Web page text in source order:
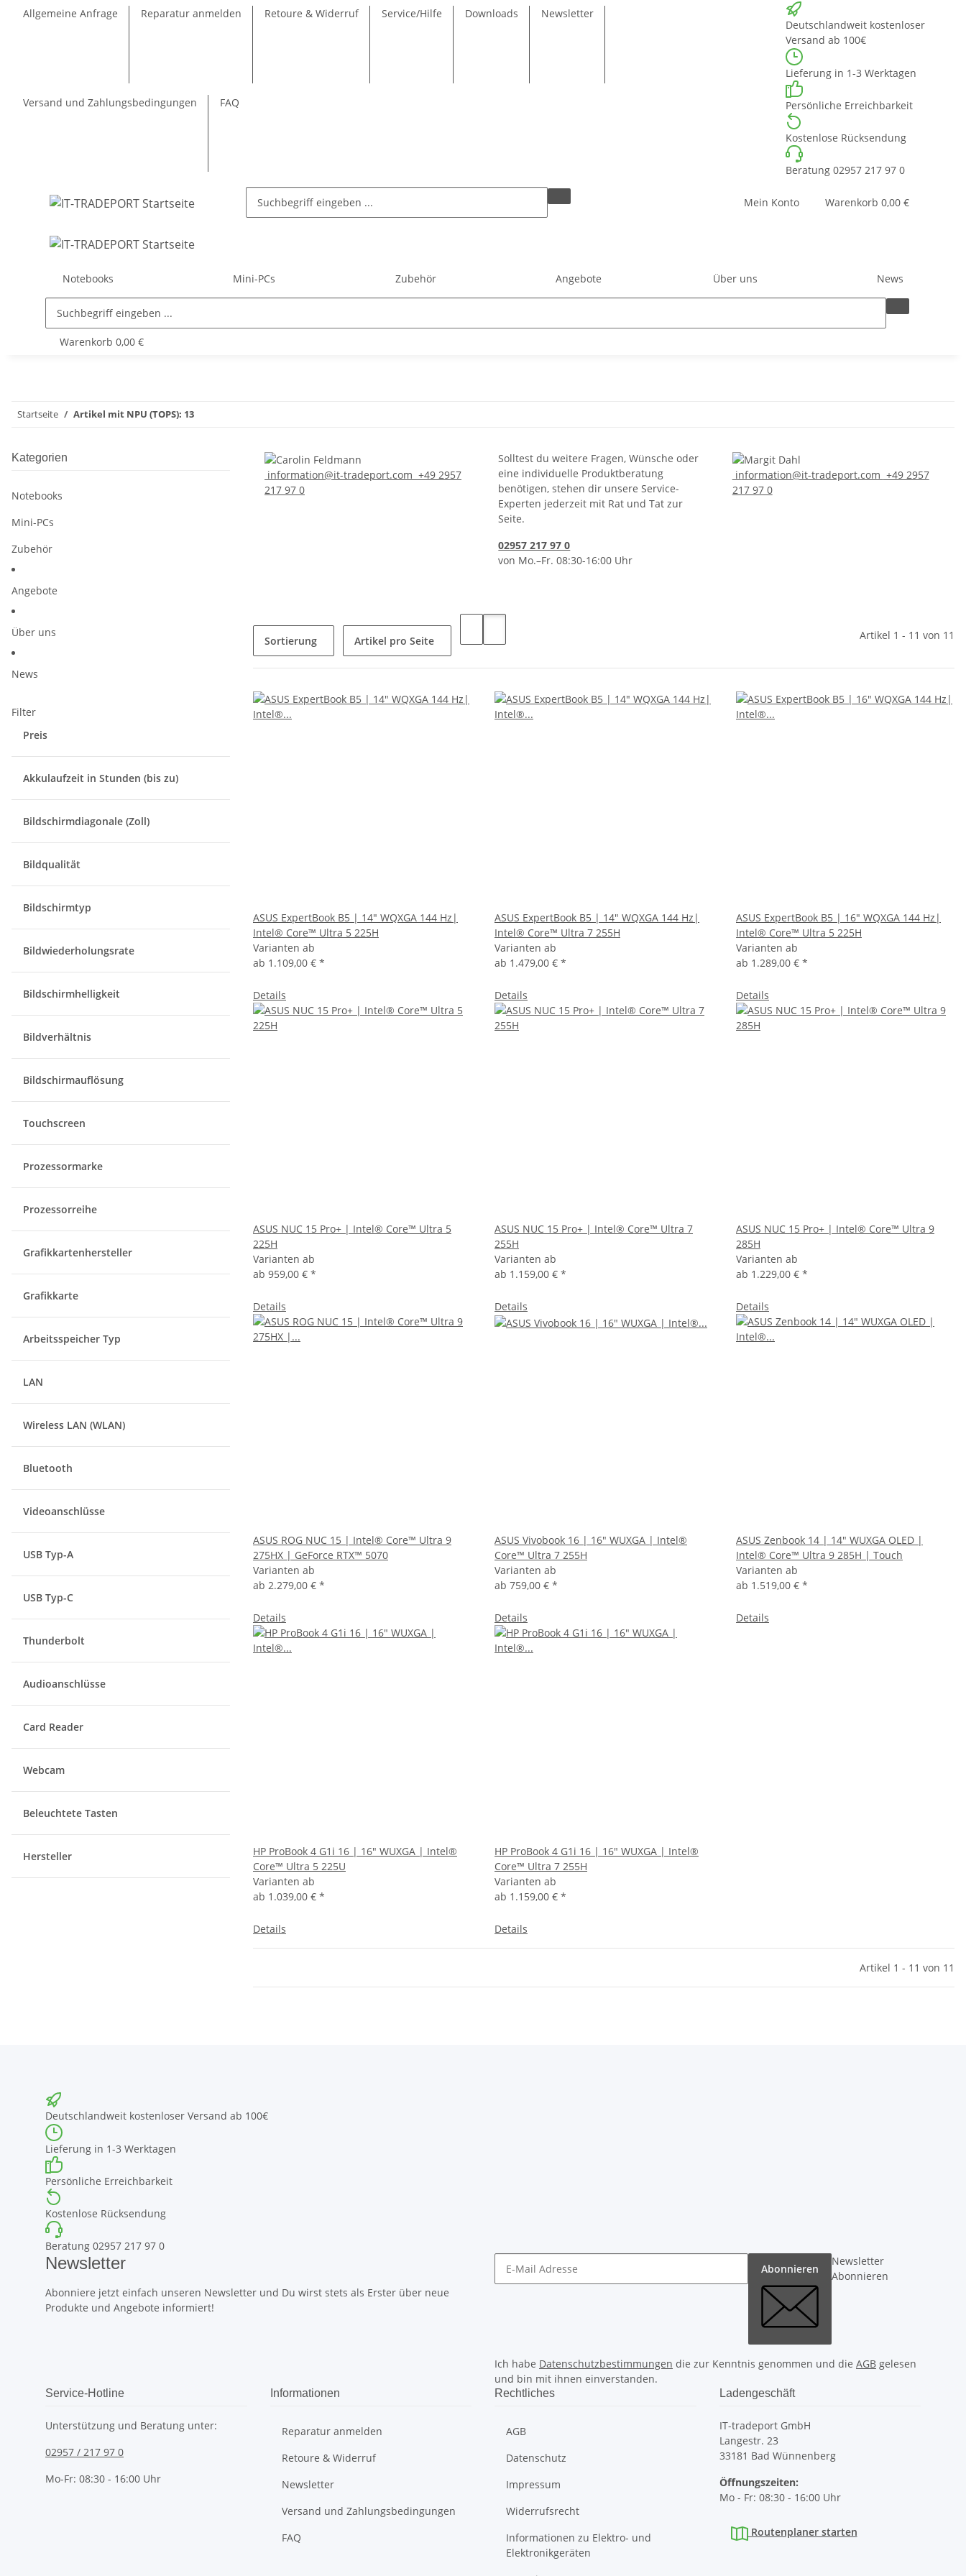
Deutschlandweit kostenloser
Versand ab 100€
Lieferung in 1-3 Werktagen
Persönliche Erreichbarkeit
Kostenlose Rücksendung
Beratung 02957 217 97 0
Allgemeine Anfrage Reparatur anmelden Retoure & Widerruf Service/Hilfe Downloads Newsletter
Versand und Zahlungsbedingungen FAQ
Mein Konto Warenkorb 0,00 €
Notebooks Mini-PCs Zubehör Angebote Über uns News
Warenkorb 0,00 €
Startseite Artikel mit NPU (TOPS): 13
information@it-tradeport.com +49 2957
217 97 0
Solltest du weitere Fragen, Wünsche oder
eine individuelle Produktberatung
benötigen, stehen dir unsere Service-
Experten jederzeit mit Rat und Tat zur
Seite.
02957 217 97 0
von Mo.–Fr. 08:30-16:00 Uhr
information@it-tradeport.com +49 2957
217 97 0
Sortierung Artikel pro Seite Artikel 1 - 11 von 11
ASUS ExpertBook B5 | 14" WQXGA 144 Hz|
Intel® Core™ Ultra 5 225H
Varianten ab
ab 1.109,00 € *
Details
ASUS ExpertBook B5 | 14" WQXGA 144 Hz|
Intel® Core™ Ultra 7 255H
Varianten ab
ab 1.479,00 € *
Details
ASUS ExpertBook B5 | 16" WQXGA 144 Hz|
Intel® Core™ Ultra 5 225H
Varianten ab
ab 1.289,00 € *
Details
ASUS NUC 15 Pro+ | Intel® Core™ Ultra 5
225H
Varianten ab
ab 959,00 € *
Details
ASUS NUC 15 Pro+ | Intel® Core™ Ultra 7
255H
Varianten ab
ab 1.159,00 € *
Details
ASUS NUC 15 Pro+ | Intel® Core™ Ultra 9
285H
Varianten ab
ab 1.229,00 € *
Details
ASUS ROG NUC 15 | Intel® Core™ Ultra 9
275HX | GeForce RTX™ 5070
Varianten ab
ab 2.279,00 € *
Details
ASUS Vivobook 16 | 16" WUXGA | Intel®
Core™ Ultra 7 255H
Varianten ab
ab 759,00 € *
Details
ASUS Zenbook 14 | 14" WUXGA OLED |
Intel® Core™ Ultra 9 285H | Touch
Varianten ab
ab 1.519,00 € *
Details
HP ProBook 4 G1i 16 | 16" WUXGA | Intel®
Core™ Ultra 5 225U
Varianten ab
ab 1.039,00 € *
Details
HP ProBook 4 G1i 16 | 16" WUXGA | Intel®
Core™ Ultra 7 255H
Varianten ab
ab 1.159,00 € *
Details
Artikel 1 - 11 von 11
Kategorien
Notebooks
Mini-PCs
Zubehör
Angebote
Über uns
News
Filter
Preis
Akkulaufzeit in Stunden (bis zu)
Bildschirmdiagonale (Zoll)
Bildqualität
Bildschirmtyp
Bildwiederholungsrate
Bildschirmhelligkeit
Bildverhältnis
Bildschirmauflösung
Touchscreen
Prozessormarke
Prozessorreihe
Grafikkartenhersteller
Grafikkarte
Arbeitsspeicher Typ
LAN
Wireless LAN (WLAN)
Bluetooth
Videoanschlüsse
USB Typ-A
USB Typ-C
Thunderbolt
Audioanschlüsse
Card Reader
Webcam
Beleuchtete Tasten
Hersteller
Deutschlandweit kostenloser Versand ab 100€
Lieferung in 1-3 Werktagen
Persönliche Erreichbarkeit
Kostenlose Rücksendung
Beratung 02957 217 97 0
Newsletter
Abonniere jetzt einfach unseren Newsletter und Du wirst stets als Erster über neue
Produkte und Angebote informiert!
Abonnieren
Newsletter
Abonnieren
Ich habe Datenschutzbestimmungen die zur Kenntnis genommen und die AGB gelesen
und bin mit ihnen einverstanden.
Service-Hotline
Unterstützung und Beratung unter:
02957 / 217 97 0
Mo-Fr: 08:30 - 16:00 Uhr
Informationen
Reparatur anmelden
Retoure & Widerruf
Newsletter
Versand und Zahlungsbedingungen
FAQ
Rechtliches
AGB
Datenschutz
Impressum
Widerrufsrecht
Informationen zu Elektro- und
Elektronikgeräten
Ladengeschäft
IT-tradeport GmbH
Langestr. 23
33181 Bad Wünnenberg
Öffnungszeiten:
Mo - Fr: 08:30 - 16:00 Uhr
Routenplaner starten